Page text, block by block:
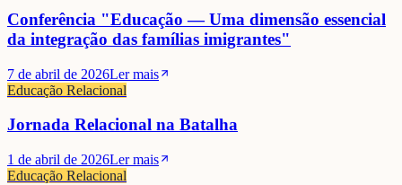
Conferência "Educação — Uma dimensão essencial
da integração das famílias imigrantes"
7 de abril de 2026Ler mais
Educação Relacional
Jornada Relacional na Batalha
1 de abril de 2026Ler mais
Educação Relacional